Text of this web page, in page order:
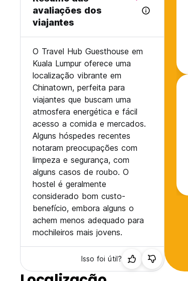
avaliações dos
viajantes
O Travel Hub Guesthouse em
Kuala Lumpur oferece uma
localização vibrante em
Chinatown, perfeita para
viajantes que buscam uma
atmosfera energética e fácil
acesso a comida e mercados.
Alguns hóspedes recentes
notaram preocupações com
limpeza e segurança, com
alguns casos de roubo. O
hostel é geralmente
considerado bom custo-
benefício, embora alguns o
achem menos adequado para
mochileiros mais jovens.
Isso foi útil?